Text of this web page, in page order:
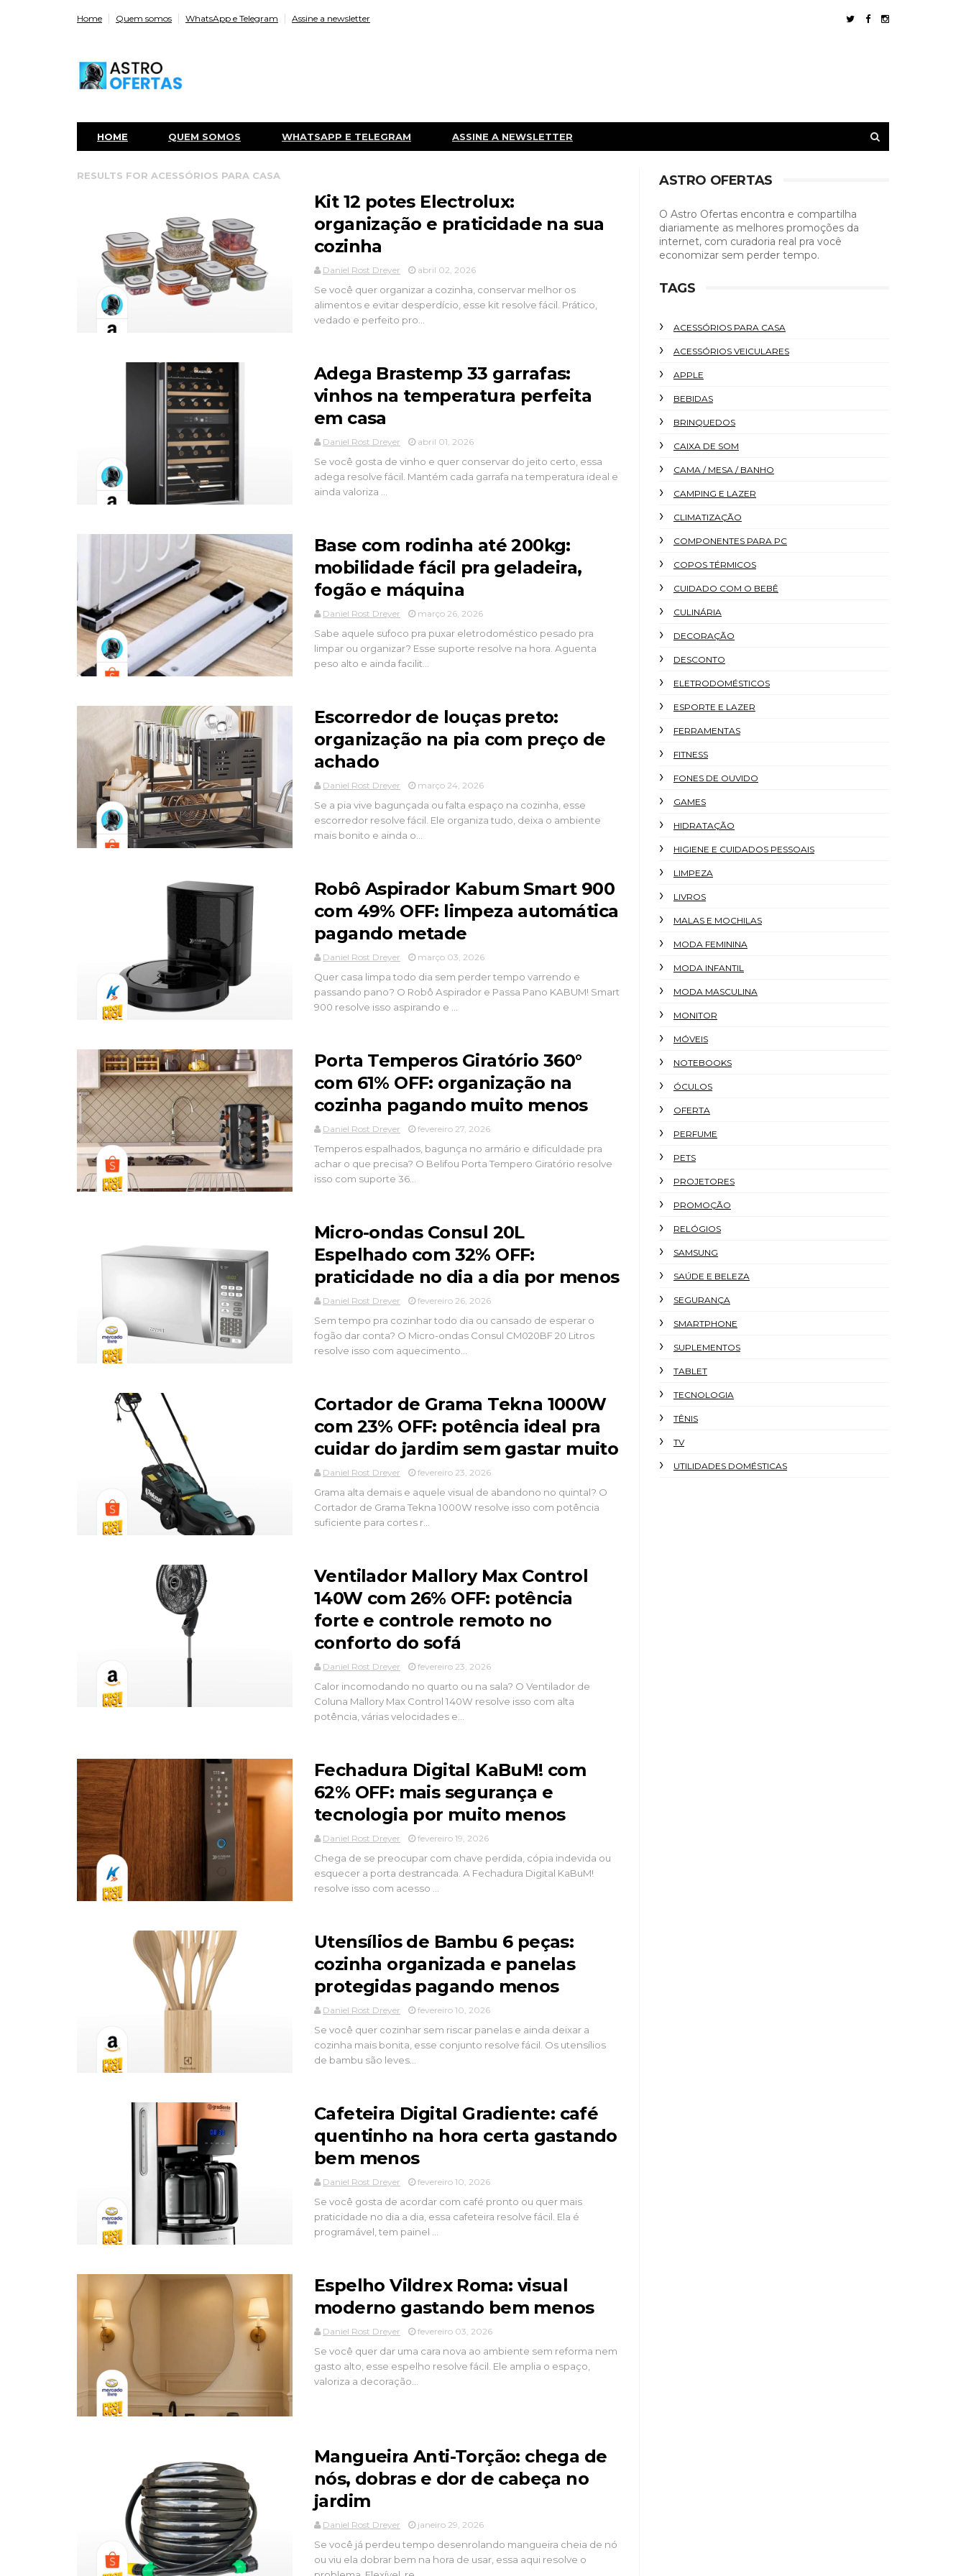
Home Quem somos WhatsApp e Telegram Assine a newsletter
HOME QUEM SOMOS WHATSAPP E TELEGRAM ASSINE A NEWSLETTER
RESULTS FOR ACESSÓRIOS PARA CASA
Kit 12 potes Electrolux:
organização e praticidade na sua
cozinha
Daniel Rost Dreyer abril 02, 2026
Se você quer organizar a cozinha, conservar melhor os
alimentos e evitar desperdício, esse kit resolve fácil. Prático,
vedado e perfeito pro...
Adega Brastemp 33 garrafas:
vinhos na temperatura perfeita
em casa
Daniel Rost Dreyer abril 01, 2026
Se você gosta de vinho e quer conservar do jeito certo, essa
adega resolve fácil. Mantém cada garrafa na temperatura ideal e
ainda valoriza ...
Base com rodinha até 200kg:
mobilidade fácil pra geladeira,
fogão e máquina
Daniel Rost Dreyer março 26, 2026
Sabe aquele sufoco pra puxar eletrodoméstico pesado pra
limpar ou organizar? Esse suporte resolve na hora. Aguenta
peso alto e ainda facilit...
Escorredor de louças preto:
organização na pia com preço de
achado
Daniel Rost Dreyer março 24, 2026
Se a pia vive bagunçada ou falta espaço na cozinha, esse
escorredor resolve fácil. Ele organiza tudo, deixa o ambiente
mais bonito e ainda o...
Robô Aspirador Kabum Smart 900
com 49% OFF: limpeza automática
pagando metade
Daniel Rost Dreyer março 03, 2026
Quer casa limpa todo dia sem perder tempo varrendo e
passando pano? O Robô Aspirador e Passa Pano KABUM! Smart
900 resolve isso aspirando e ...
Porta Temperos Giratório 360°
com 61% OFF: organização na
cozinha pagando muito menos
Daniel Rost Dreyer fevereiro 27, 2026
Temperos espalhados, bagunça no armário e dificuldade pra
achar o que precisa? O Belifou Porta Tempero Giratório resolve
isso com suporte 36...
Micro-ondas Consul 20L
Espelhado com 32% OFF:
praticidade no dia a dia por menos
Daniel Rost Dreyer fevereiro 26, 2026
Sem tempo pra cozinhar todo dia ou cansado de esperar o
fogão dar conta? O Micro-ondas Consul CM020BF 20 Litros
resolve isso com aquecimento...
Cortador de Grama Tekna 1000W
com 23% OFF: potência ideal pra
cuidar do jardim sem gastar muito
Daniel Rost Dreyer fevereiro 23, 2026
Grama alta demais e aquele visual de abandono no quintal? O
Cortador de Grama Tekna 1000W resolve isso com potência
suficiente para cortes r...
Ventilador Mallory Max Control
140W com 26% OFF: potência
forte e controle remoto no
conforto do sofá
Daniel Rost Dreyer fevereiro 23, 2026
Calor incomodando no quarto ou na sala? O Ventilador de
Coluna Mallory Max Control 140W resolve isso com alta
potência, várias velocidades e...
Fechadura Digital KaBuM! com
62% OFF: mais segurança e
tecnologia por muito menos
Daniel Rost Dreyer fevereiro 19, 2026
Chega de se preocupar com chave perdida, cópia indevida ou
esquecer a porta destrancada. A Fechadura Digital KaBuM!
resolve isso com acesso ...
Utensílios de Bambu 6 peças:
cozinha organizada e panelas
protegidas pagando menos
Daniel Rost Dreyer fevereiro 10, 2026
Se você quer cozinhar sem riscar panelas e ainda deixar a
cozinha mais bonita, esse conjunto resolve fácil. Os utensílios
de bambu são leves...
Cafeteira Digital Gradiente: café
quentinho na hora certa gastando
bem menos
Daniel Rost Dreyer fevereiro 10, 2026
Se você gosta de acordar com café pronto ou quer mais
praticidade no dia a dia, essa cafeteira resolve fácil. Ela é
programável, tem painel ...
Espelho Vildrex Roma: visual
moderno gastando bem menos
Daniel Rost Dreyer fevereiro 03, 2026
Se você quer dar uma cara nova ao ambiente sem reforma nem
gasto alto, esse espelho resolve fácil. Ele amplia o espaço,
valoriza a decoração...
Mangueira Anti-Torção: chega de
nós, dobras e dor de cabeça no
jardim
Daniel Rost Dreyer janeiro 29, 2026
Se você já perdeu tempo desenrolando mangueira cheia de nó
ou viu ela dobrar bem na hora de usar, essa aqui resolve o
ASTRO OFERTAS
O Astro Ofertas encontra e compartilha
diariamente as melhores promoções da
internet, com curadoria real pra você
economizar sem perder tempo.
TAGS
ACESSÓRIOS PARA CASA
ACESSÓRIOS VEICULARES
APPLE
BEBIDAS
BRINQUEDOS
CAIXA DE SOM
CAMA / MESA / BANHO
CAMPING E LAZER
CLIMATIZAÇÃO
COMPONENTES PARA PC
COPOS TÉRMICOS
CUIDADO COM O BEBÊ
CULINÁRIA
DECORAÇÃO
DESCONTO
ELETRODOMÉSTICOS
ESPORTE E LAZER
FERRAMENTAS
FITNESS
FONES DE OUVIDO
GAMES
HIDRATAÇÃO
HIGIENE E CUIDADOS PESSOAIS
LIMPEZA
LIVROS
MALAS E MOCHILAS
MODA FEMININA
MODA INFANTIL
MODA MASCULINA
MONITOR
MÓVEIS
NOTEBOOKS
ÓCULOS
OFERTA
PERFUME
PETS
PROJETORES
PROMOÇÃO
RELÓGIOS
SAMSUNG
SAÚDE E BELEZA
SEGURANÇA
SMARTPHONE
SUPLEMENTOS
TABLET
TECNOLOGIA
TÊNIS
TV
UTILIDADES DOMÉSTICAS